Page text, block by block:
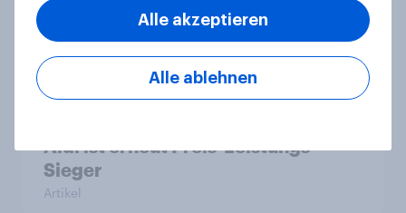
YouGovs Best Brand Rankings 2026
+++ adidas beste deutsche Marke
Artikel
Aldi ist erneut Preis-Leistungs-
Sieger
Artikel
Alle ablehnen
Alle akzeptieren